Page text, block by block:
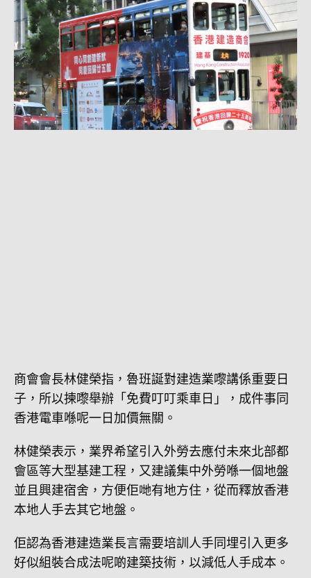
商會會長林健榮指，魯班誕對建造業嚟講係重要日
子，所以揀嚟舉辦「免費叮叮乘車日」，成件事同
香港電車喺呢一日加價無關。
林健榮表示，業界希望引入外勞去應付未來北部都
會區等大型基建工程，又建議集中外勞喺一個地盤
並且興建宿舍，方便佢哋有地方住，從而釋放香港
本地人手去其它地盤。
佢認為香港建造業長言需要培訓人手同埋引入更多
好似組裝合成法呢啲建築技術，以減低人手成本。